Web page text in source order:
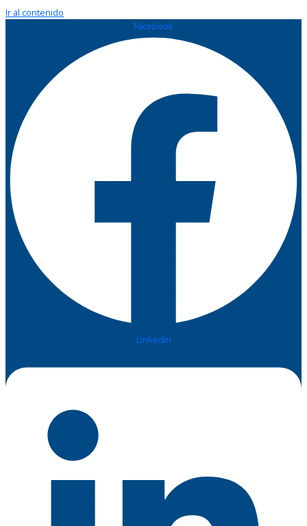
Ir al contenido
Facebook
Linkedin